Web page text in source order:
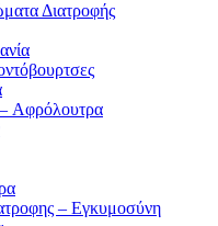
Διατροφής
Αφρόλουτρα
– Εγκυμοσύνη